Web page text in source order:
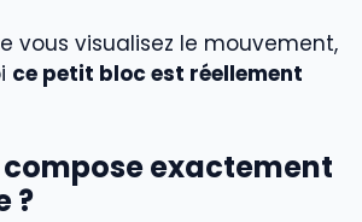
vous visualisez le mouvement,
ce petit bloc est réellement
compose exactement
?